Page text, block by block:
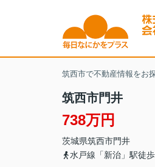
筑西市で不動産情報をお
筑西市門井
738万円
茨城県筑西市門井
水戸線「新治」駅徒